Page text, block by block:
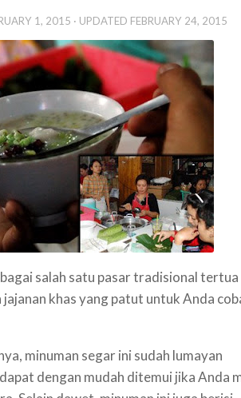
1, 2015 · UPDATED FEBRUARY 24, 2015
salah satu pasar tradisional tertua
khas yang patut untuk Anda
minuman segar ini sudah lumayan
dengan mudah ditemui jika Anda